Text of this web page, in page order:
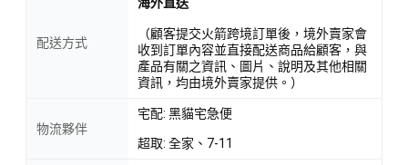
配送方式
（顧客提交火箭跨境訂單後，境外賣家會
收到訂單內容並直接配送商品給顧客，與
產品有關之資訊、圖片、說明及其他相關
資訊，均由境外賣家提供。）
物流夥伴
宅配: 黑貓宅急便
超取: 全家、7-11